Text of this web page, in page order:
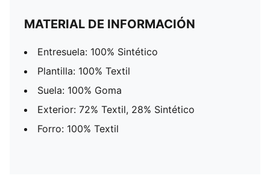
MATERIAL DE INFORMACIÓN
Entresuela: 100% Sintético
Plantilla: 100% Textil
Suela: 100% Goma
Exterior: 72% Textil, 28% Sintético
Forro: 100% Textil